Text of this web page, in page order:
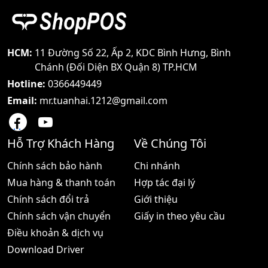
quan tâm tìm hiểu Sản
phẩm này đang có một
thị trường các sản phẩm
máy bộ đàm Trong bài
viết này hãy cùng Vinh
bật và được sử dụng rất
phổ biến trên thị trường
Trong bài
HCM: 11 Đường Số 22, Ấp 2, KDC Bình Hưng, Bình
Chánh (Đối Diện BX Quận 8) TP.HCM
Hotline: 0366449449
Email: mr.tuanhai.1212@gmail.com
Hỗ Trợ Khách Hàng
Chính sách bảo hành
Mua hàng & thanh toán
Chính sách đổi trả
Chính sách vận chuyển
Điều khoản & dịch vụ
Download Driver
Về Chúng Tôi
Chi nhánh
Hợp tác đại lý
Giới thiệu
Giấy in theo yêu cầu